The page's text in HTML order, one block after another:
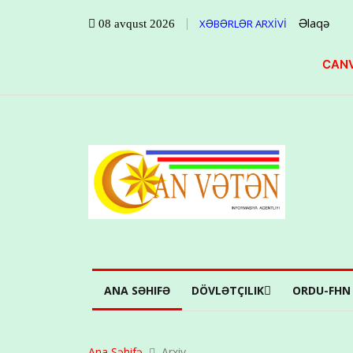
08 avqust 2026 XƏBƏRLƏR ARXİVİ Əlaqə
ANA SƏHIFƏ DÖVLƏTÇILIK ORDU-FHN